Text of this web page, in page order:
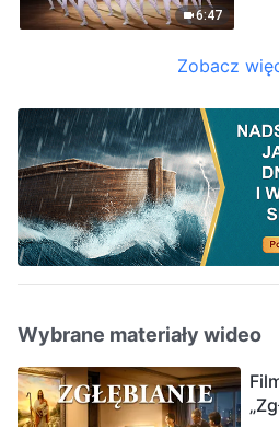
6:47
Zobacz
Wybrane materiały wideo